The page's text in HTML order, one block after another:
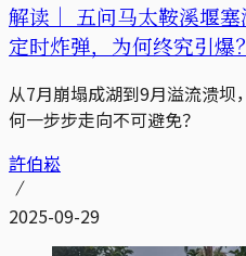
解读｜ 五问马太鞍溪堰
定时炸弹，为何终究引爆？
从7月崩塌成湖到9月溢流溃坝
何一步步走向不可避免？
許伯崧
2025-09-29